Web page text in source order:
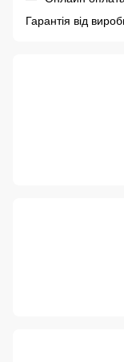
Гарантія від